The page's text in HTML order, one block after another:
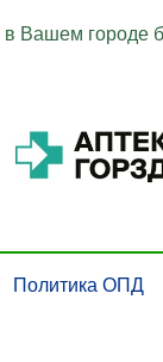
Вашем городе
Политика ОПД